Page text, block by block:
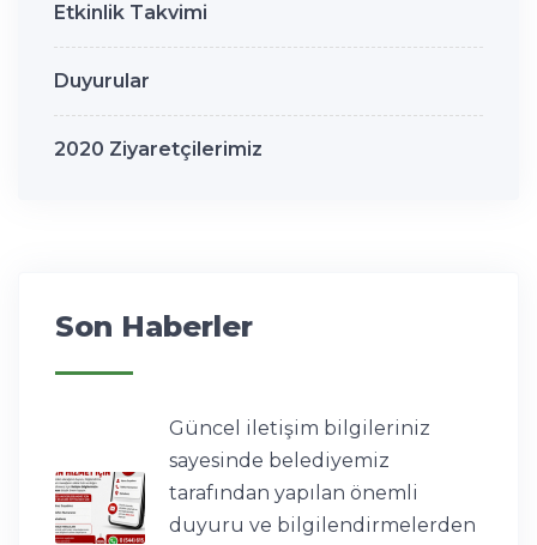
Etkinlik Takvimi
Duyurular
2020 Ziyaretçilerimiz
Son Haberler
Güncel iletişim bilgileriniz
sayesinde belediyemiz
tarafından yapılan önemli
duyuru ve bilgilendirmelerden